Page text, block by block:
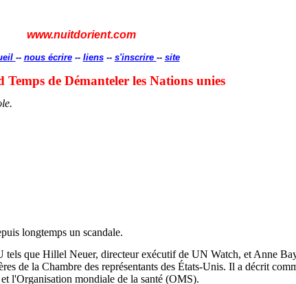
www.nuitdorient.com
-- nous écrire-- liens-- s'inscrire -- site
Temps de Démanteler les Nations unies
longtemps un scandale.
tels que Hillel Neuer, directeur exécutif de UN Watch, et Anne
de la Chambre des représentants des États-Unis. Il a décrit
l'Organisation mondiale de la santé (OMS).